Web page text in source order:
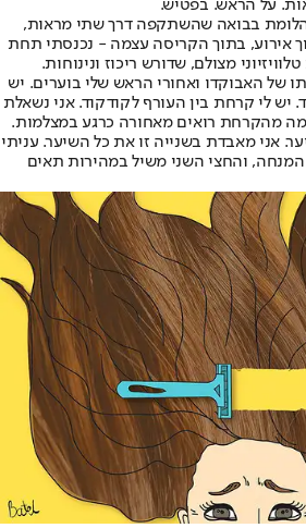
על הראש. בפטיש.
בבואה שהשתקפה דרך שתי מראות,
אירוע, בתוך הקריסה עצמה - נכנסתי תחת
מצולם, שדורש ריכוז ונינוחות.
של האבוקדו ואחורי הראש שלי בוערים. יש
יש לי קרחת בין העורף לקודקוד. אני נשאלת
מהקרחת רואים מאחורה כרגע במצלמות.
אני מאבדת בשנייה זו את כל השיער. עניתי
והחצי השני משיל במהירות תאים